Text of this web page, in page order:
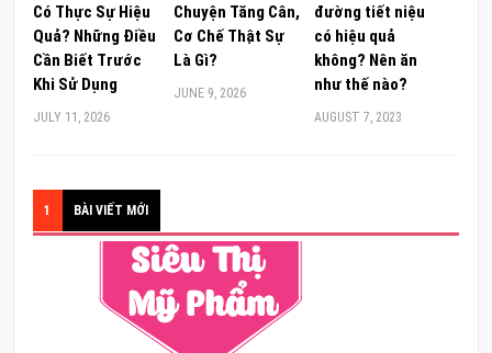
Có Thực Sự Hiệu
Quả? Những Điều
Cần Biết Trước
Khi Sử Dụng
JULY 11, 2026
Chuyện Tăng Cân,
Cơ Chế Thật Sự
Là Gì?
JUNE 9, 2026
đường tiết niệu
có hiệu quả
không? Nên ăn
như thế nào?
AUGUST 7, 2023
1 BÀI VIẾT MỚI